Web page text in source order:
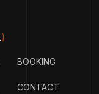
}
BOOKING
CONTACT